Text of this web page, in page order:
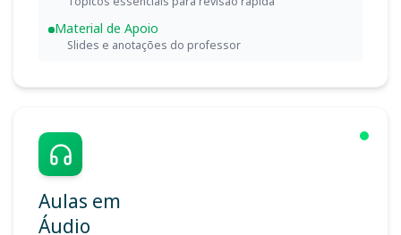
Material de Apoio
Slides e anotações do professor
Aulas em
Áudio